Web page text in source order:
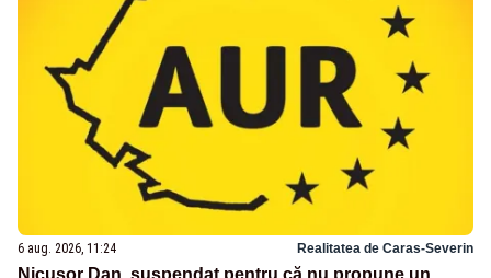
6 aug. 2026, 11:24 Realitatea de Caras-Severin
Nicușor Dan, suspendat pentru că nu propune un